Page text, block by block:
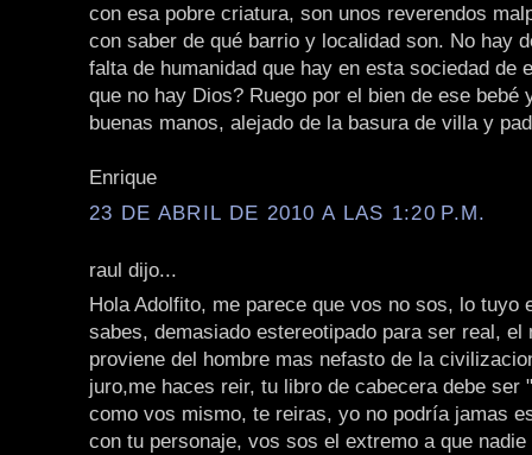
con esa pobre criatura, son unos reverendos
con saber de qué barrio y localidad son. No hay
falta de humanidad que hay en esta sociedad de
que no hay Dios? Ruego por el bien de ese bebé
buenas manos, alejado de la basura de villa y
Enrique
23 DE ABRIL DE 2010 A LAS 1:20 P.M.
raul dijo...
Hola Adolfito, me parece que vos no sos, lo tuyo
sabes, demasiado estereotipado para ser real, el
proviene del hombre mas nefasto de la
juro,me haces reir, tu libro de cabecera debe ser
como vos mismo, te reiras, yo no podría jamas
con tu personaje, vos sos el extremo a que nadie